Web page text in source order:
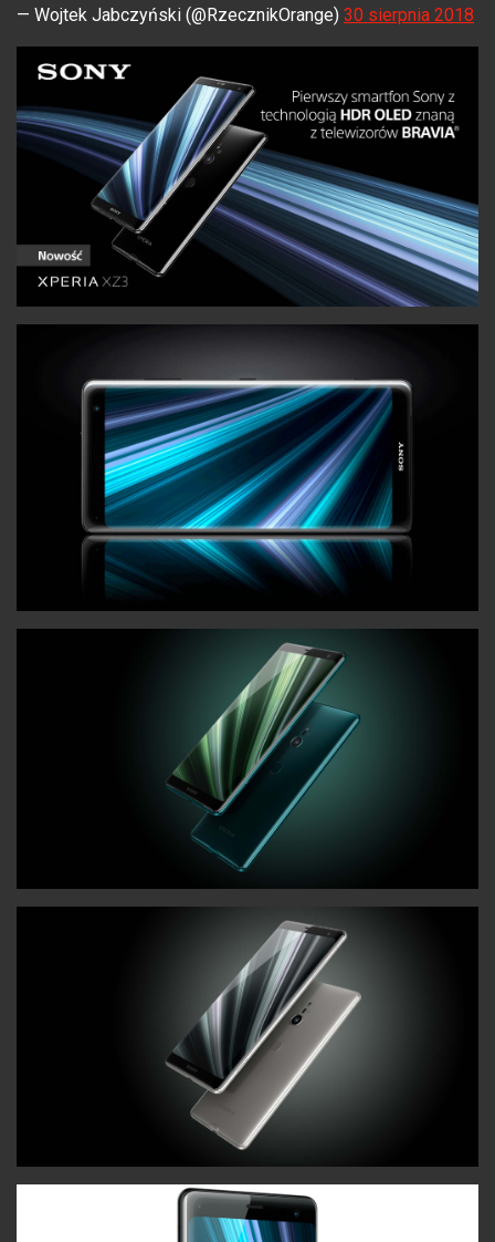
— Wojtek Jabczyński (@RzecznikOrange) 30 sierpnia 2018